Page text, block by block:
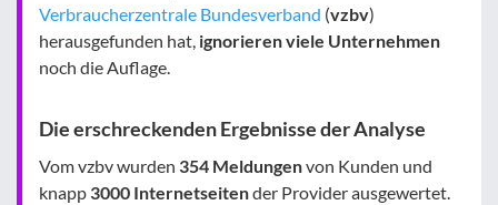
Verbraucherzentrale Bundesverband (vzbv)
herausgefunden hat, ignorieren viele Unternehmen
noch die Auflage.
Die erschreckenden Ergebnisse der Analyse
Vom vzbv wurden 354 Meldungenvon Kunden und
knapp 3000 Internetseitender Provider ausgewertet.